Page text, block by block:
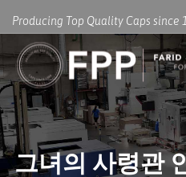
Producing Top Quality Caps since
그녀의 사령관